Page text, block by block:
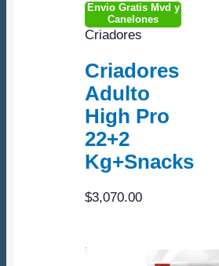
Envio Gratis Mvd y
Canelones
Criadores
Criadores
Adulto
High Pro
22+2
Kg+Snacks
$3,070.00